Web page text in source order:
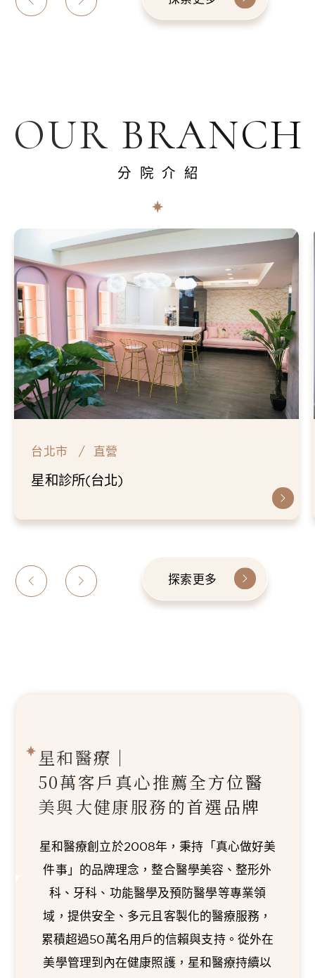
OUR BRANCH
分院介紹
台北市 直營
星和診所(台北)
探索更多
星和醫療｜
50萬客戶真心推薦全方位醫
美與大健康服務的首選品牌
星和醫療創立於2008年，秉持「真心做好美
件事」的品牌理念，整合醫學美容、整形外
科、牙科、功能醫學及預防醫學等專業領
域，提供安全、多元且客製化的醫療服務，
累積超過50萬名用戶的信賴與支持。從外在
美學管理到內在健康照護，星和醫療持續以